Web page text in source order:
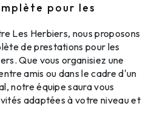
pour les
Les Herbiers, nous proposons
de prestations pour les
Que vous organisiez une
amis ou dans le cadre d'un
notre équipe saura vous
adaptées à votre niveau et